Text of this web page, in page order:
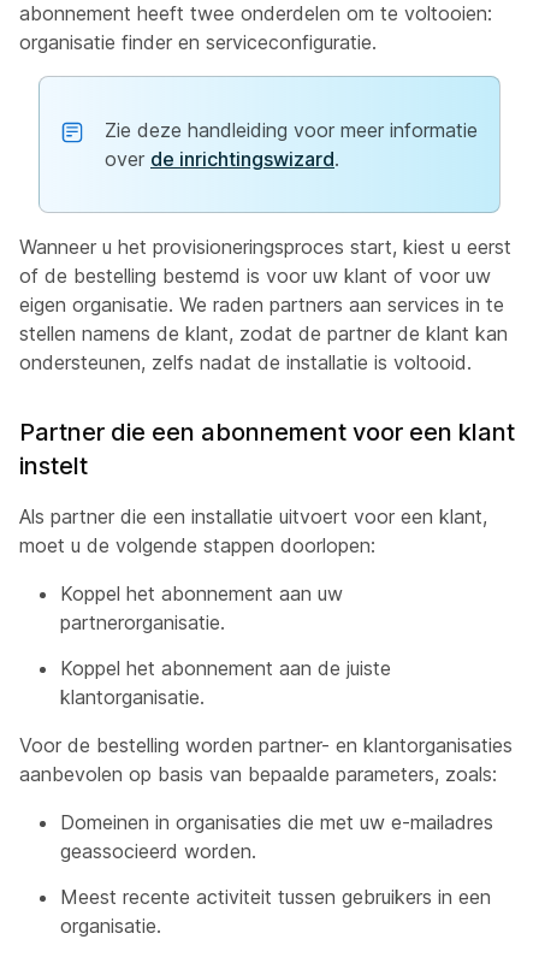
abonnement heeft twee onderdelen om te voltooien:
organisatie finder en serviceconfiguratie.
Zie deze handleiding voor meer informatie
over de inrichtingswizard.
Wanneer u het provisioneringsproces start, kiest u eerst
of de bestelling bestemd is voor uw klant of voor uw
eigen organisatie. We raden partners aan services in te
stellen namens de klant, zodat de partner de klant kan
ondersteunen, zelfs nadat de installatie is voltooid.
Partner die een abonnement voor een klant
instelt
Als partner die een installatie uitvoert voor een klant,
moet u de volgende stappen doorlopen:
Koppel het abonnement aan uw
partnerorganisatie.
Koppel het abonnement aan de juiste
klantorganisatie.
Voor de bestelling worden partner- en klantorganisaties
aanbevolen op basis van bepaalde parameters, zoals:
Domeinen in organisaties die met uw e-mailadres
geassocieerd worden.
Meest recente activiteit tussen gebruikers in een
organisatie.